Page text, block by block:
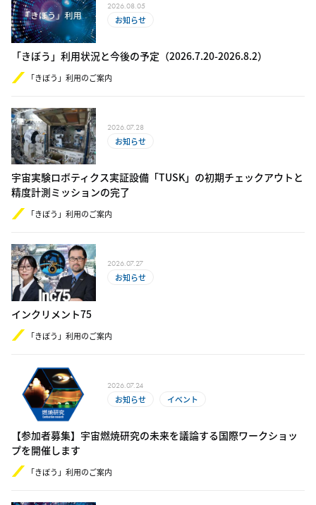
2026.08.05
お知らせ
「きぼう」利用状況と今後の予定（2​0​26.​7.20-​2​0​26.8.2）
「きぼう」利用のご案内
2026.07.28
お知らせ
宇宙実験ロボティクス実証設備「TUSK」の初期チェックアウトと
精度計測ミッションの完了
「きぼう」利用のご案内
2026.07.27
お知らせ
インクリメント75
「きぼう」利用のご案内
2026.07.24
お知らせ イベント
【参加者募集】宇宙燃焼研究の未来を議論する国際ワークショッ
プを開催します
「きぼう」利用のご案内